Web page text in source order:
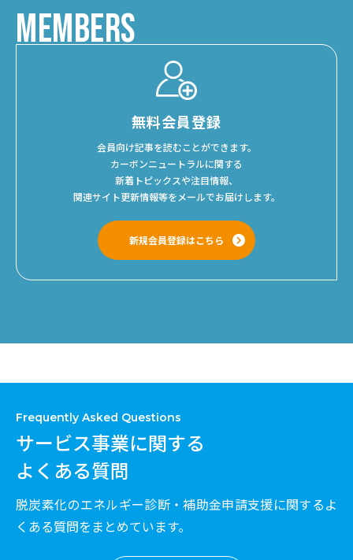
MEMBERS
無料会員登録
会員向け記事を読むことができます。
カーボンニュートラルに関する
新着トピックスや注目情報、
関連サイト更新情報等をメールでお届けします。
新規会員登録はこちら
Frequently Asked Questions
サービス事業に関する
よくある質問
脱炭素化のエネルギー診断・補助金申請支援に関するよ
くある質問をまとめています。